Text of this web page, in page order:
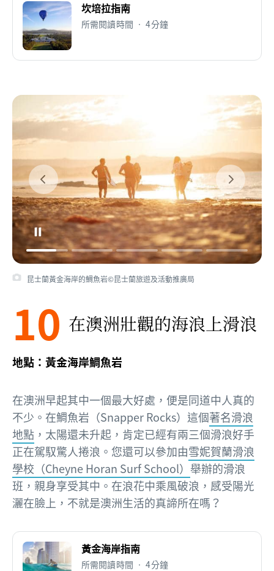
坎培拉指南
所需閱讀時間 • 4分鐘
昆士蘭黃金海岸的鯛魚岩©昆士蘭旅遊及活動推廣局
10 在澳洲壯觀的海浪上滑浪
地點：黃金海岸鯛魚岩
在澳洲早起其中一個最大好處，便是同道中人真的
不少。在鯛魚岩（Snapper Rocks）這個著名滑浪
地點 ，太陽還未升起，肯定已經有兩三個滑浪好手
正在駕馭驚人捲浪。您還可以參加由雪妮賀蘭滑浪
學校（Cheyne Horan Surf School） 舉辦的滑浪
班，親身享受其中。在浪花中乘風破浪，感受陽光
灑在臉上，不就是澳洲生活的真諦所在嗎？
黃金海岸指南
所需閱讀時間 • 4分鐘